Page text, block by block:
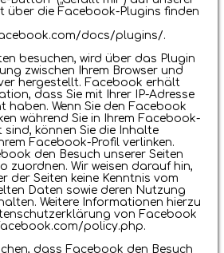
über die Facebook-Plugins finden
docs/plugins/.
besuchen, wird über das Plugin
zwischen Ihrem Browser und
hergestellt. Facebook erhält
dass Sie mit Ihrer IP-Adresse
haben. Wenn Sie den Facebook
während Sie in Ihrem Facebook-
können Sie die Inhalte
Facebook-Profil verlinken.
den Besuch unserer Seiten
zuordnen. Wir weisen darauf hin,
der Seiten keine Kenntnis vom
Daten sowie deren Nutzung
Weitere Informationen hierzu
von Facebook
policy.php.
dass Facebook den Besuch